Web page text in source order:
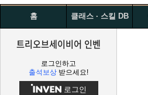
홈 클래스 · 스킬 DB
트리오브세이비어 인벤
로그인하고
출석보상 받으세요!
로그인